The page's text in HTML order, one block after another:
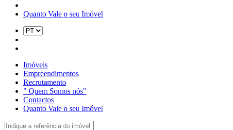
Quanto Vale o seu Imóvel
Imóveis
Empreendimentos
Recrutamento
" Quem Somos nós"
Contactos
Quanto Vale o seu Imóvel